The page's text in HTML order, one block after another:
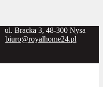
ul. Bracka 3, 48-300 Nysa
biuro@royalhome24.pl